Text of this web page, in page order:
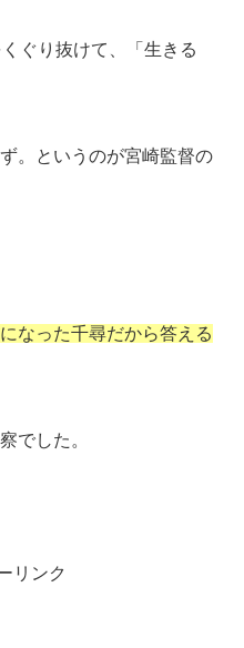
ぐり抜けて、「生きる
。というのが宮崎監督の
なった千尋だから答える
でした。
リンク